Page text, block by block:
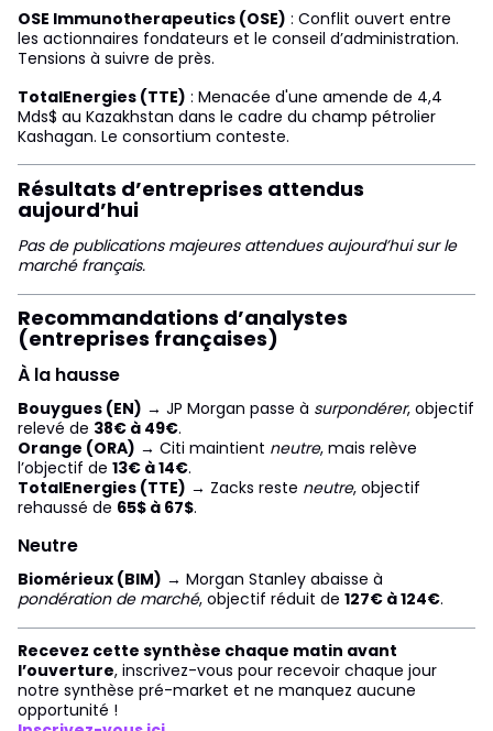
OSE Immunotherapeutics (OSE) : Conflit ouvert entre
les actionnaires fondateurs et le conseil d’administration.
Tensions à suivre de près.
TotalEnergies (TTE) : Menacée d'une amende de 4,4
Mds$ au Kazakhstan dans le cadre du champ pétrolier
Kashagan. Le consortium conteste.
Résultats d’entreprises attendus
aujourd’hui
Pas de publications majeures attendues aujourd’hui sur le
marché français.
Recommandations d’analystes
(entreprises françaises)
À la hausse
Bouygues (EN) → JP Morgan passe à surpondérer, objectif
relevé de 38€ à 49€.
Orange (ORA) → Citi maintient neutre, mais relève
l’objectif de 13€ à 14€.
TotalEnergies (TTE) → Zacks reste neutre, objectif
rehaussé de 65$ à 67$.
Neutre
Biomérieux (BIM) → Morgan Stanley abaisse à
pondération de marché, objectif réduit de 127€ à 124€.
Recevez cette synthèse chaque matin avant
l’ouverture, inscrivez-vous pour recevoir chaque jour
notre synthèse pré-market et ne manquez aucune
opportunité !